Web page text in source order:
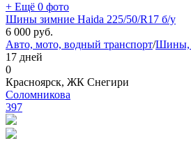
+ Ещё 0 фото
Шины зимние Haida 225/50/R17 б/у
6 000 руб.
Авто, мото, водный транспорт/Шины,
17 дней
0
Красноярск, ЖК Снегири
Соломникова
397